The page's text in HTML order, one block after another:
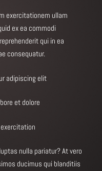
exercitationem ullam
ex ea commodi
qui in ea
consequatur.
adipiscing elit
et dolore
nulla pariatur? At vero
ducimus qui blanditiis